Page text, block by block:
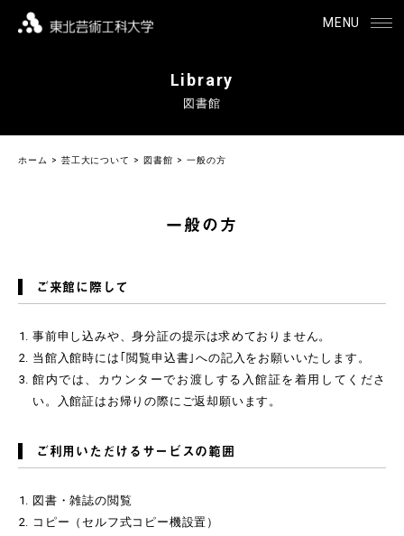
MENU
Library
図書館
ホーム 芸工大について 図書館 一般の方
一般の方
ご来館に際して
事前申し込みや、身分証の提示は求めておりません。
当館入館時には｢閲覧申込書｣への記入をお願いいたします。
館内では、カウンターでお渡しする入館証を着用してくださ
い。入館証はお帰りの際にご返却願います。
ご利用いただけるサービスの範囲
図書・雑誌の閲覧
コピー（セルフ式コピー機設置）